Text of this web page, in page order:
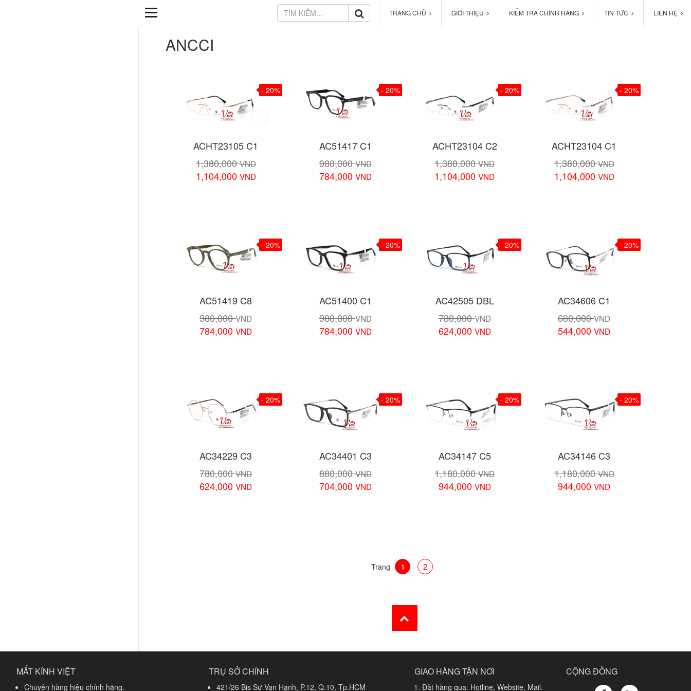
TRANG CHỦ GIỚI THIỆU KIỂM TRA CHÍNH HÃNG TIN TỨC LIÊN HỆ
ANCCI
- 20%
ACHT23105 C1
1,380,000VND
1,104,000 VND
- 20%
AC51417 C1
980,000VND
784,000 VND
- 20%
ACHT23104 C2
1,380,000VND
1,104,000VND
- 20%
ACHT23104 C1
1,380,000VND
1,104,000 VND
- 20%
AC51419 C8
980,000VND
784,000VND
- 20%
AC51400 C1
980,000VND
784,000 VND
- 20%
AC42505 DBL
780,000VND
624,000 VND
- 20%
AC34606 C1
680,000VND
544,000VND
- 20%
AC34229 C3
780,000VND
624,000VND
- 20%
AC34401 C3
880,000VND
704,000 VND
- 20%
AC34147 C5
1,180,000VND
944,000 VND
- 20%
AC34146 C3
1,180,000VND
944,000VND
Trang 1 2
MẮT KÍNH VIỆT
Chuyên hàng hiệu chính hãng.
TRỤ SỞ CHÍNH
421/26 Bis Sư Vạn Hạnh, P.12, Q.10, Tp.HCM
GIAO HÀNG TẬN NƠI
Đặt hàng qua: Hotline, Website, Mail.
CỘNG ĐỒNG